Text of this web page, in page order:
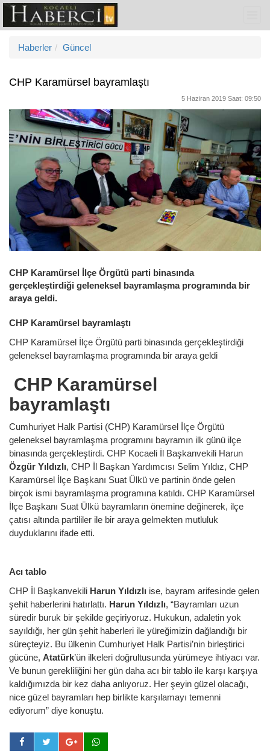
Haberler Güncel
CHP Karamürsel bayramlaştı
5 Haziran 2019 Saat: 09:50
CHP Karamürsel İlçe Örgütü parti binasında
gerçekleştirdiği geleneksel bayramlaşma programında bir
araya geldi.
CHP Karamürsel bayramlaştı
CHP Karamürsel İlçe Örgütü parti binasında gerçekleştirdiği
geleneksel bayramlaşma programında bir araya geldi
CHP Karamürsel
bayramlaştı
Cumhuriyet Halk Partisi (CHP) Karamürsel İlçe Örgütü
geleneksel bayramlaşma programını bayramın ilk günü ilçe
binasında gerçekleştirdi. CHP Kocaeli İl Başkanvekili Harun
Özgür Yıldızlı, CHP İl Başkan Yardımcısı Selim Yıldız, CHP
Karamürsel İlçe Başkanı Suat Ülkü ve partinin önde gelen
birçok ismi bayramlaşma programına katıldı. CHP Karamürsel
İlçe Başkanı Suat Ülkü bayramların önemine değinerek, ilçe
çatısı altında partililer ile bir araya gelmekten mutluluk
duyduklarını ifade etti.
Acı tablo
CHP İl Başkanvekili Harun Yıldızlı ise, bayram arifesinde gelen
şehit haberlerini hatırlattı. Harun Yıldızlı, “Bayramları uzun
süredir buruk bir şekilde geçiriyoruz. Hukukun, adaletin yok
sayıldığı, her gün şehit haberleri ile yüreğimizin dağlandığı bir
süreçteyiz. Bu ülkenin Cumhuriyet Halk Partisi’nin birleştirici
gücüne, Atatürk’ün ilkeleri doğrultusunda yürümeye ihtiyacı var.
Ve bunun gerekliliğini her gün daha acı bir tablo ile karşı karşıya
kaldığımızda bir kez daha anlıyoruz. Her şeyin güzel olacağı,
nice güzel bayramları hep birlikte karşılamayı temenni
ediyorum” diye konuştu.